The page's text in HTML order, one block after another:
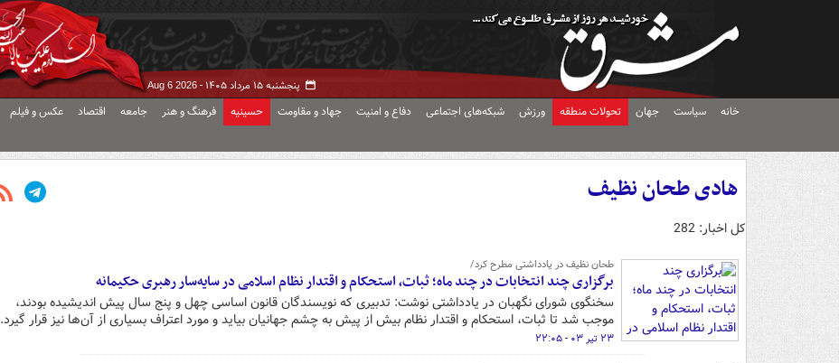
پنجشنبه ۱۵ مرداد ۱۴۰۵ - Aug 6 2026
خانه سیاست جهان تحولات منطقه ورزش شبکه‌های اجتماعی دفاع و امنیت جهاد و مقاومت حسینیه فرهنگ و هنر جامعه اقتصاد عکس و فیلم
هادی طحان نظیف
کل اخبار: 282
طحان نظیف در یادداشتی مطرح کرد/
برگزاری چند انتخابات در چند ماه؛ ثبات، استحکام و اقتدار نظام اسلامی در سایه‌سار رهبری حکیمانه
سخنگوی شورای نگهبان در یادداشتی نوشت: تدبیری که نویسندگان قانون اساسی چهل و پنج سال پیش اندیشیده بودند،
موجب شد تا ثبات، استحکام و اقتدار نظام بیش از پیش به چشم جهانیان بیاید و مورد اعتراف بسیاری از آن‌ها نیز قرار گیرد.
۲۳ تیر ۰۳ - ۲۲:۰۵